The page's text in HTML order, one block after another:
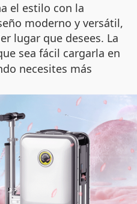
el estilo con la
moderno y versátil,
lugar que desees. La
sea fácil cargarla en
necesites más